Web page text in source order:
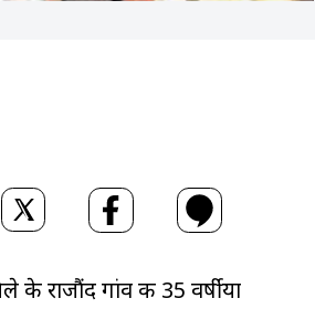
के राजौंद गांव की 35 वर्षीया